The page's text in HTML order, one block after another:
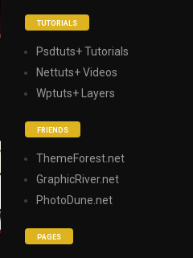
TUTORIALS
Psdtuts+ Tutorials
Nettuts+ Videos
Wptuts+ Layers
FRIENDS
ThemeForest.net
GraphicRiver.net
PhotoDune.net
PAGES